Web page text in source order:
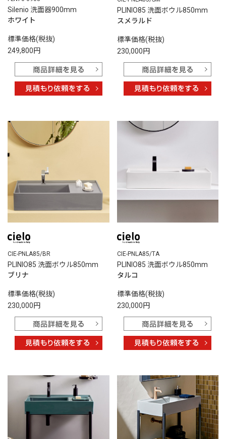
Silenio 洗面器900mm
ホワイト
標準価格(税抜)
249,800円
PLINIO85 洗面ボウル850mm
スメラルド
標準価格(税抜)
230,000円
CIE-PNLA85/BR
PLINIO85 洗面ボウル850mm
ブリナ
標準価格(税抜)
230,000円
CIE-PNLA85/TA
PLINIO85 洗面ボウル850mm
タルコ
標準価格(税抜)
230,000円